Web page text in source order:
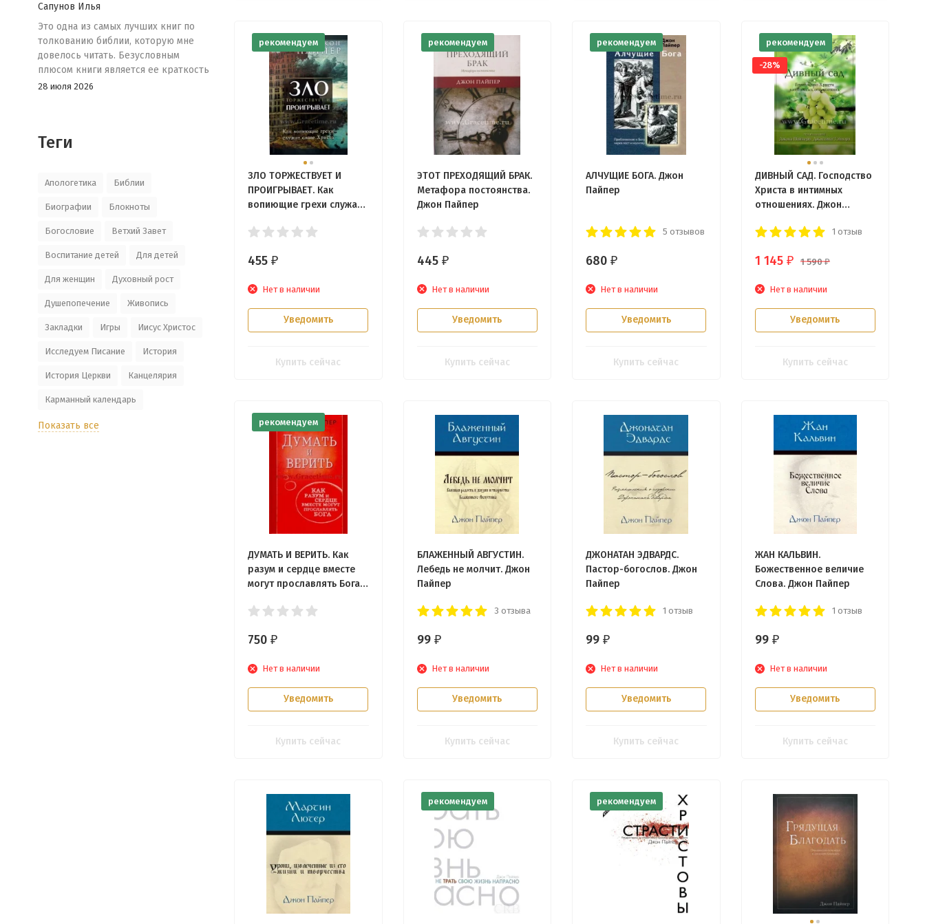
рекомендуем
ЗЛО ТОРЖЕСТВУЕТ И
ПРОИГРЫВАЕТ. Как
вопиющие грехи служат
Пайпер
455 ₽
Нет в наличии
Уведомить
Купить сейчас
рекомендуем
ЭТОТ ПРЕХОДЯЩИЙ БРАК.
Метафора постоянства.
Джон Пайпер
445 ₽
Нет в наличии
Уведомить
Купить сейчас
рекомендуем
АЛЧУЩИЕ БОГА. Джон
Пайпер
5 отзывов
680 ₽
Нет в наличии
Уведомить
Купить сейчас
рекомендуем
-28%
ДИВНЫЙ САД. Господство
Христа в интимных
отношениях. Джон
1 отзыв
1 145 ₽ 1 590₽
Нет в наличии
Уведомить
Купить сейчас
рекомендуем
ДУМАТЬ И ВЕРИТЬ. Как
разум и сердце вместе
могут прославлять Бога.
750 ₽
Нет в наличии
Уведомить
Купить сейчас
БЛАЖЕННЫЙ АВГУСТИН.
Лебедь не молчит. Джон
Пайпер
3 отзыва
99 ₽
Нет в наличии
Уведомить
Купить сейчас
ДЖОНАТАН ЭДВАРДС.
Пастор-богослов. Джон
Пайпер
1 отзыв
99 ₽
Нет в наличии
Уведомить
Купить сейчас
ЖАН КАЛЬВИН.
Божественное величие
Слова. Джон Пайпер
1 отзыв
99 ₽
Нет в наличии
Уведомить
Купить сейчас
рекомендуем рекомендуем
Сапунов Илья
Это одна из самых лучших книг по
толкованию библии, которую мне
довелось читать. Безусловным
плюсом книги является ее краткость
и емкость. Эта книга замечательно
28 июля 2026
Теги
Апологетика Библии
Биографии Блокноты
Богословие Ветхий Завет
Воспитание детей Для детей
Для женщин Духовный рост
Душепопечение Живопись
Закладки Игры Иисус Христос
Исследуем Писание История
История Церкви Канцелярия
Карманный календарь
Показать все